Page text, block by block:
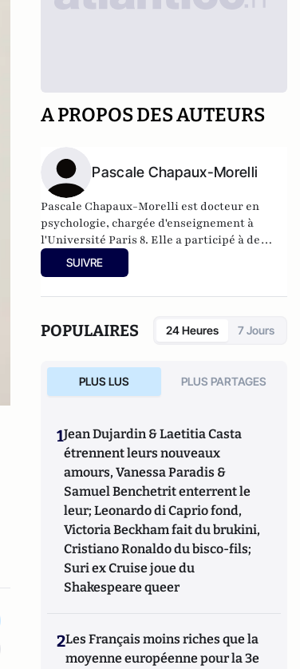
A PROPOS DES AUTEURS
Pascale Chapaux-Morelli
Pascale Chapaux-Morelli est docteur en
psychologie, chargée d'enseignement à
l'Université Paris 8. Elle a participé à de
nombreuses émissions de "Mille et Une Vies",
sur France 2, avec Frédéric Lopez et Sophie
SUIVRE
POPULAIRES 24 Heures 7 Jours
PLUS LUS PLUS PARTAGES
1Jean Dujardin & Laetitia Casta
étrennent leurs nouveaux
amours, Vanessa Paradis &
Samuel Benchetrit enterrent le
leur; Leonardo di Caprio fond,
Victoria Beckham fait du brukini,
Cristiano Ronaldo du bisco-fils;
Suri ex Cruise joue du
Shakespeare queer
2Les Français moins riches que la
moyenne européenne pour la 3e